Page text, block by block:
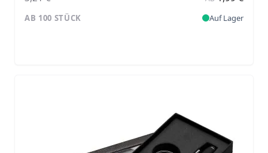
AB 100 STÜCK Auf Lager